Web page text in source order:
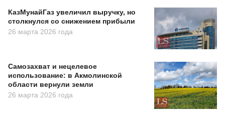
КазМунайГаз увеличил выручку, но
столкнулся со снижением прибыли
26 марта 2026 года
Самозахват и нецелевое
использование: в Акмолинской
области вернули земли
26 марта 2026 года